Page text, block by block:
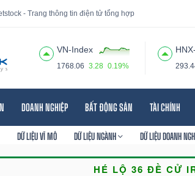
- Trang thông tin điện tử tổng hợp
VN-Index
1768.06 3.28 0.19%
DOANH NGHIỆP BẤT ĐỘNG SẢN TÀI CHÍNH
DỮ LIỆU VĨ MÔ DỮ LIỆU NGÀNH DỮ LIỆU DOANH